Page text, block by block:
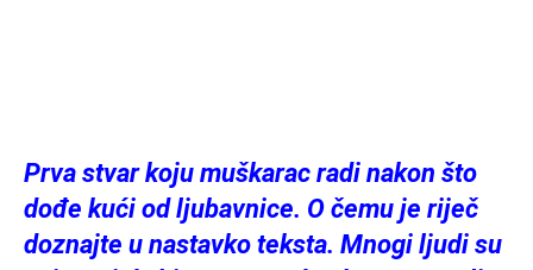
Prva stvar koju muškarac radi nakon što
dođe kući od ljubavnice. O čemu je riječ
doznajte u nastavko teksta. Mnogi ljudi su